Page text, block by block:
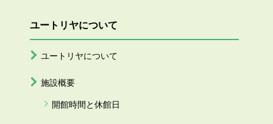
ユートリヤについて
ユートリヤについて
施設概要
開館時間と休館日